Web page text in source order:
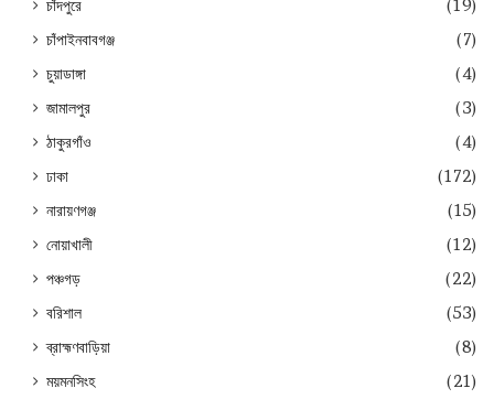
চাঁদপুরে
(19)
চাঁপাইনবাবগঞ্জ
(7)
চুয়াডাঙ্গা
(4)
জামালপুর
(3)
ঠাকুরগাঁও
(4)
ঢাকা
(172)
নারায়ণগঞ্জ
(15)
নোয়াখালী
(12)
পঞ্চগড়
(22)
বরিশাল
(53)
ব্রাহ্মণবাড়িয়া
(8)
ময়মনসিংহ
(21)